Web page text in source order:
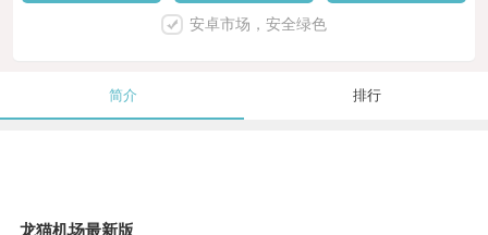
安卓市场，安全绿色
简介 排行
龙猫机场最新版